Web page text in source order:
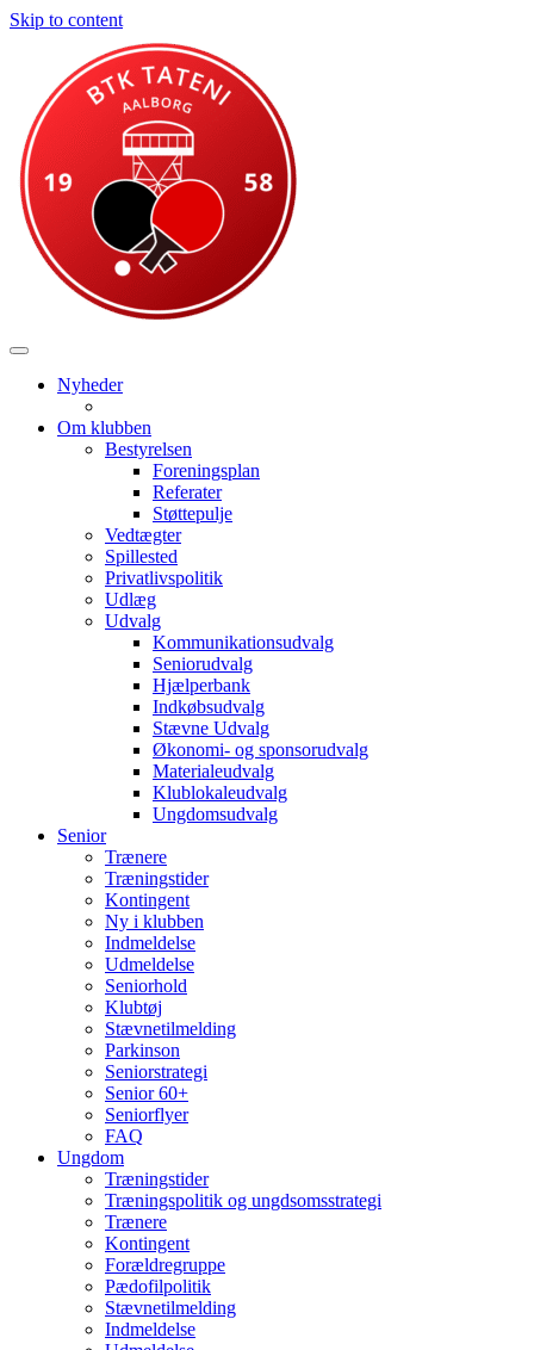
Skip to content
Nyheder
Om klubben
Bestyrelsen
Foreningsplan
Referater
Støttepulje
Vedtægter
Spillested
Privatlivspolitik
Udlæg
Udvalg
Kommunikationsudvalg
Seniorudvalg
Hjælperbank
Indkøbsudvalg
Stævne Udvalg
Økonomi- og sponsorudvalg
Materialeudvalg
Klublokaleudvalg
Ungdomsudvalg
Senior
Trænere
Træningstider
Kontingent
Ny i klubben
Indmeldelse
Udmeldelse
Seniorhold
Klubtøj
Stævnetilmelding
Parkinson
Seniorstrategi
Senior 60+
Seniorflyer
FAQ
Ungdom
Træningstider
Træningspolitik og ungdsomsstrategi
Trænere
Kontingent
Forældregruppe
Pædofilpolitik
Stævnetilmelding
Indmeldelse